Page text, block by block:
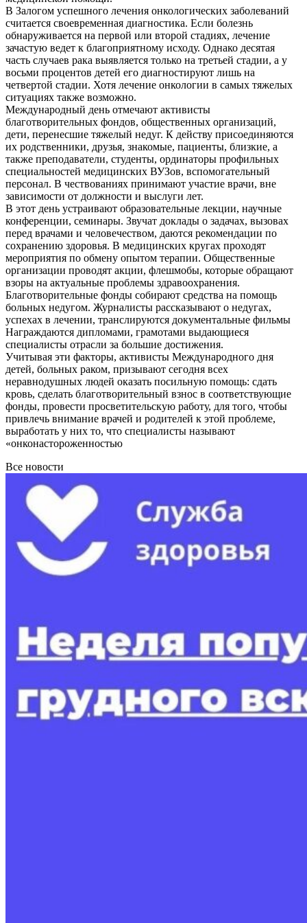
В Залогом успешного лечения онкологических заболеваний
считается своевременная диагностика. Если болезнь
обнаруживается на первой или второй стадиях, лечение
зачастую ведет к благоприятному исходу. Однако десятая
часть случаев рака выявляется только на третьей стадии, а у
восьми процентов детей его диагностируют лишь на
четвертой стадии. Хотя лечение онкологии в самых тяжелых
ситуациях также возможно.
Международный день отмечают активисты
благотворительных фондов, общественных организаций,
дети, перенесшие тяжелый недуг. К действу присоединяются
их родственники, друзья, знакомые, пациенты, близкие, а
также преподаватели, студенты, ординаторы профильных
специальностей медицинских ВУЗов, вспомогательный
персонал. В чествованиях принимают участие врачи, вне
зависимости от должности и выслуги лет.
В этот день устраивают образовательные лекции, научные
конференции, семинары. Звучат доклады о задачах, вызовах
перед врачами и человечеством, даются рекомендации по
сохранению здоровья. В медицинских кругах проходят
мероприятия по обмену опытом терапии. Общественные
организации проводят акции, флешмобы, которые обращают
взоры на актуальные проблемы здравоохранения.
Благотворительные фонды собирают средства на помощь
больных недугом. Журналисты рассказывают о недугах,
успехах в лечении, транслируются документальные фильмы
Награждаются дипломами, грамотами выдающиеся
специалисты отрасли за большие достижения.
Учитывая эти факторы, активисты Международного дня
детей, больных раком, призывают сегодня всех
неравнодушных людей оказать посильную помощь: сдать
кровь, сделать благотворительный взнос в соответствующие
фонды, провести просветительскую работу, для того, чтобы
привлечь внимание врачей и родителей к этой проблеме,
выработать у них то, что специалисты называют
«онконастороженностью
Все новости